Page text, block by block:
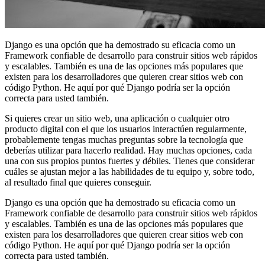
Django es una opción que ha demostrado su eficacia como un
Framework confiable de desarrollo para construir sitios web rápidos
y escalables. También es una de las opciones más populares que
existen para los desarrolladores que quieren crear sitios web con
código Python. He aquí por qué Django podría ser la opción
correcta para usted también.
Si quieres crear un sitio web, una aplicación o cualquier otro
producto digital con el que los usuarios interactúen regularmente,
probablemente tengas muchas preguntas sobre la tecnología que
deberías utilizar para hacerlo realidad. Hay muchas opciones, cada
una con sus propios puntos fuertes y débiles. Tienes que considerar
cuáles se ajustan mejor a las habilidades de tu equipo y, sobre todo,
al resultado final que quieres conseguir.
Django es una opción que ha demostrado su eficacia como un
Framework confiable de desarrollo para construir sitios web rápidos
y escalables. También es una de las opciones más populares que
existen para los desarrolladores que quieren crear sitios web con
código Python. He aquí por qué Django podría ser la opción
correcta para usted también.